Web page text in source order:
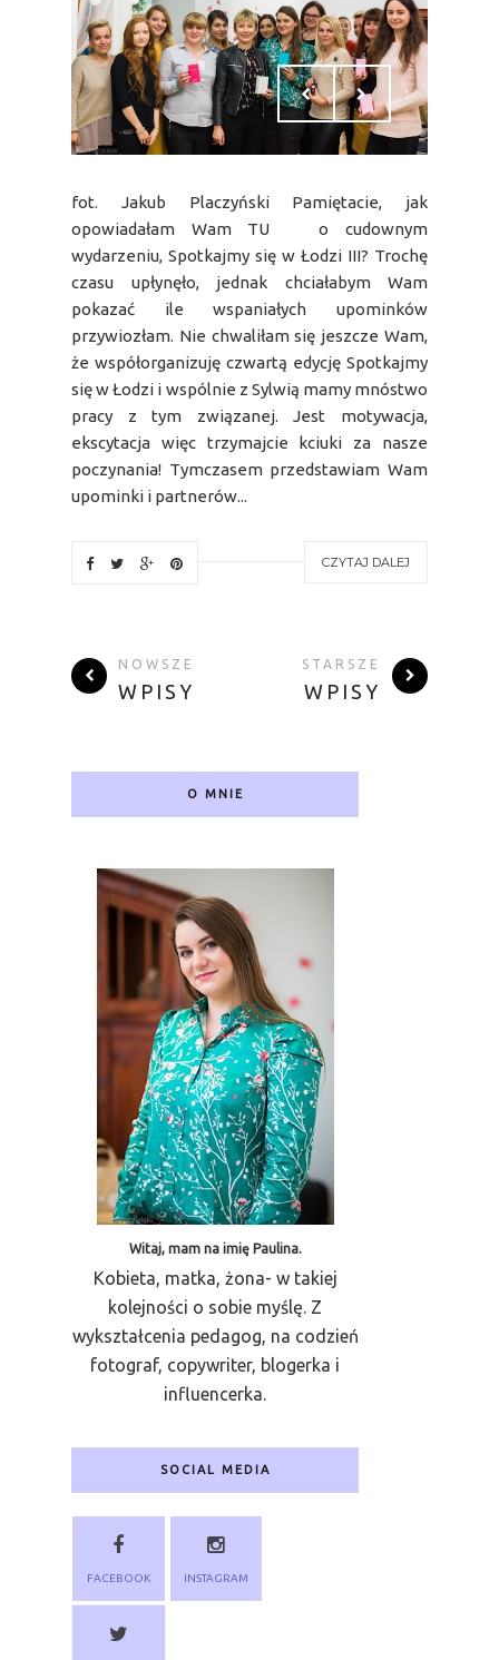
fot. Jakub Placzyński Pamiętacie, jak
opowiadałam Wam TU o cudownym
wydarzeniu, Spotkajmy się w Łodzi III? Trochę
czasu upłynęło, jednak chciałabym Wam
pokazać ile wspaniałych upominków
przywiozłam. Nie chwaliłam się jeszcze Wam,
że współorganizuję czwartą edycję Spotkajmy
się w Łodzi i wspólnie z Sylwią mamy mnóstwo
pracy z tym związanej. Jest motywacja,
ekscytacja więc trzymajcie kciuki za nasze
poczynania! Tymczasem przedstawiam Wam
upominki i partnerów...
CZYTAJ DALEJ
NOWSZE
WPISY
STARSZE
WPISY
O MNIE
Witaj, mam na imię Paulina.
Kobieta, matka, żona- w takiej
kolejności o sobie myślę. Z
wykształcenia pedagog, na codzień
fotograf, copywriter, blogerka i
influencerka.
SOCIAL MEDIA
FACEBOOK INSTAGRAM